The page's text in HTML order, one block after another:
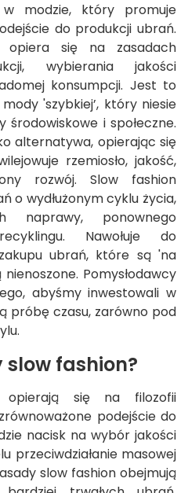
modzie, który promuje
do produkcji ubrań.
opiera się na zasadach
wybierania jakości
konsumpcji. Jest to
'szybkiej’, który niesie
i społeczne.
alternatywa, opierając się
rzemiosło, jakość,
rozwój. Slow fashion
o wydłużonym cyklu życia,
ponownego
Nawołuje do
ubrań, które są 'na
Pomysłodawcy
abyśmy inwestowali w
próbę czasu, zarówno pod
fashion?
opierają się na filozofii
podejście do
nacisk na wybór jakości
przeciwdziałanie masowej
slow fashion obejmują